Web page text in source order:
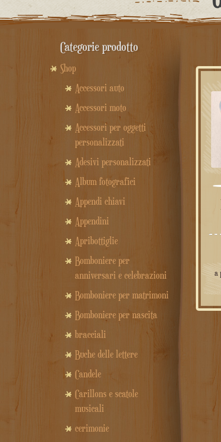
a
Categorie prodotto
Shop
Accessori auto
Accessori moto
Accessori per oggetti
personalizzati
Adesivi personalizzati
Album fotografici
Appendi chiavi
Appendini
Apribottiglie
Bomboniere per
anniversari e celebrazioni
Bomboniere per matrimoni
Bomboniere per nascita
bracciali
Buche delle lettere
Candele
Carillons e scatole
musicali
cerimonie